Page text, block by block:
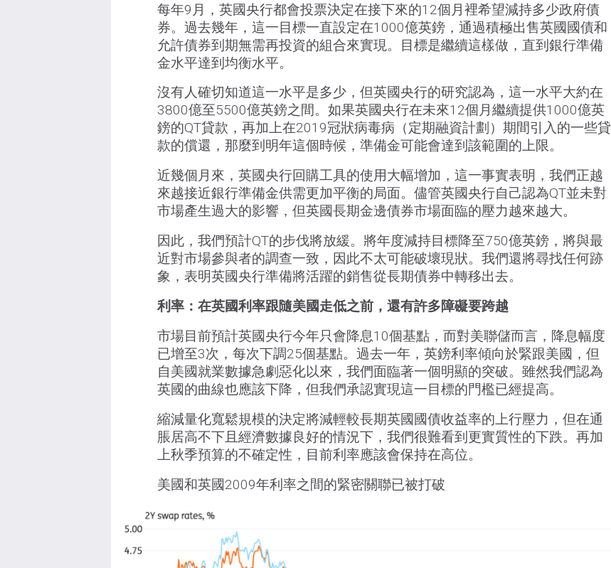
每年9月，英國央行都會投票決定在接下來的12個月裡希望減持多少政府債
券。過去幾年，這一目標一直設定在1000億英鎊，通過積極出售英國國債和
允許債券到期無需再投資的組合來實現。目標是繼續這樣做，直到銀行準備
金水平達到均衡水平。
沒有人確切知道這一水平是多少，但英國央行的研究認為，這一水平大約在
3800億至5500億英鎊之間。如果英國央行在未來12個月繼續提供1000億英
鎊的QT貸款，再加上在2019冠狀病毒病（定期融資計劃）期間引入的一些貸
款的償還，那麼到明年這個時候，準備金可能會達到該範圍的上限。
近幾個月來，英國央行回購工具的使用大幅增加，這一事實表明，我們正越
來越接近銀行準備金供需更加平衡的局面。儘管英國央行自己認為QT並未對
市場產生過大的影響，但英國長期金邊債券市場面臨的壓力越來越大。
因此，我們預計QT的步伐將放緩。將年度減持目標降至750億英鎊，將與最
近對市場參與者的調查一致，因此不太可能破壞現狀。我們還將尋找任何跡
象，表明英國央行準備將活躍的銷售從長期債券中轉移出去。
利率：在英國利率跟隨美國走低之前，還有許多障礙要跨越
市場目前預計英國央行今年只會降息10個基點，而對美聯儲而言，降息幅度
已增至3次，每次下調25個基點。過去一年，英鎊利率傾向於緊跟美國，但
自美國就業數據急劇惡化以來，我們面臨著一個明顯的突破。雖然我們認為
英國的曲線也應該下降，但我們承認實現這一目標的門檻已經提高。
縮減量化寬鬆規模的決定將減輕較長期英國國債收益率的上行壓力，但在通
脹居高不下且經濟數據良好的情況下，我們很難看到更實質性的下跌。再加
上秋季預算的不確定性，目前利率應該會保持在高位。
美國和英國2009年利率之間的緊密關聯已被打破